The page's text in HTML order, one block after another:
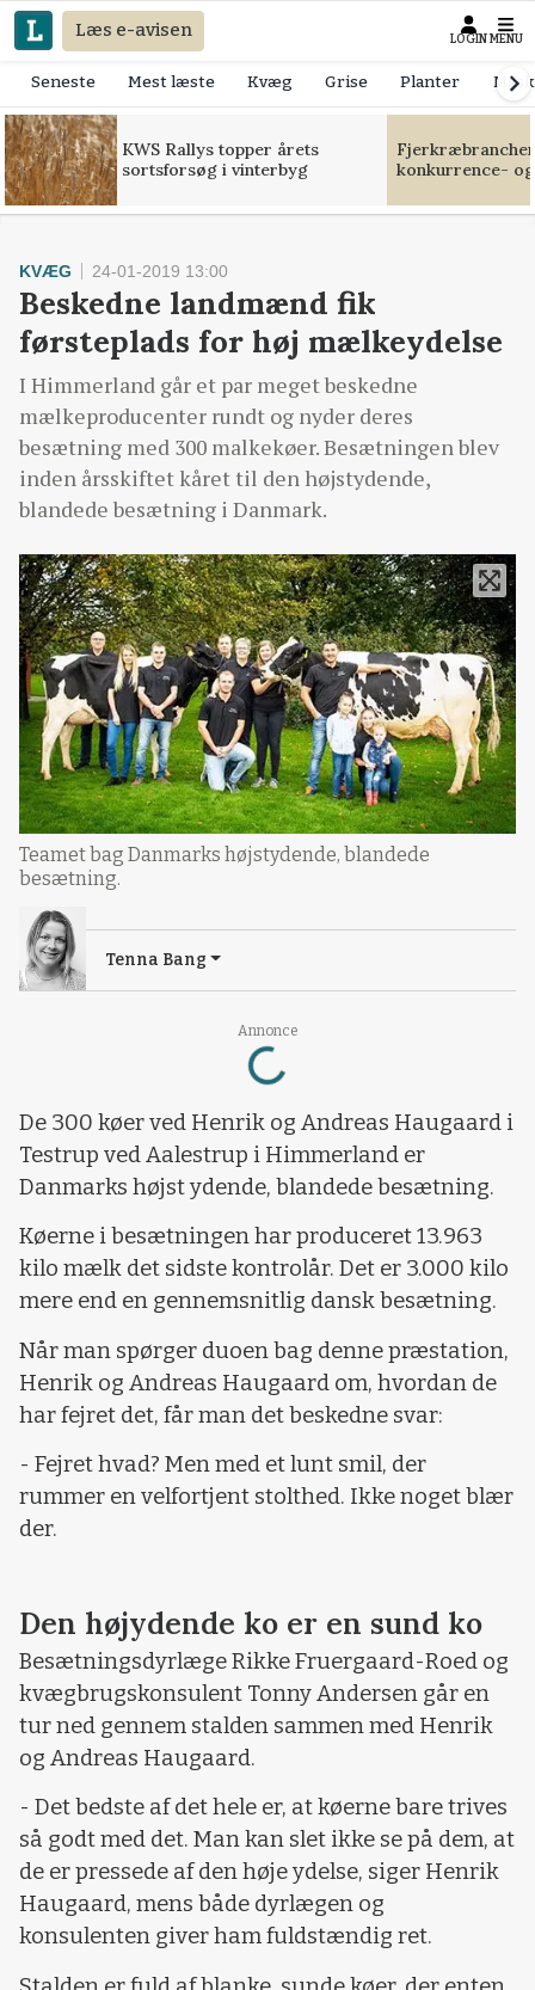
Læs e-avisen LOGIN MENU
Seneste Mest læste Kvæg Grise Planter
KWS Rallys topper årets
sortsforsøg i vinterbyg
konkurrence-
Annonce
Loading...
KVÆG 24-01-2019 13:00
Beskedne landmænd fik
førsteplads for høj mælkeydelse
I Himmerland går et par meget beskedne
mælkeproducenter rundt og nyder deres
besætning med 300 malkekøer. Besætningen blev
inden årsskiftet kåret til den højstydende,
blandede besætning i Danmark.
Teamet bag Danmarks højstydende, blandede
besætning.
Tenna Bang
De 300 køer ved Henrik og Andreas Haugaard i
Testrup ved Aalestrup i Himmerland er
Danmarks højst ydende, blandede besætning.
Køerne i besætningen har produceret 13.963
kilo mælk det sidste kontrolår. Det er 3.000 kilo
mere end en gennemsnitlig dansk besætning.
Når man spørger duoen bag denne præstation,
Henrik og Andreas Haugaard om, hvordan de
har fejret det, får man det beskedne svar:
- Fejret hvad? Men med et lunt smil, der
rummer en velfortjent stolthed. Ikke noget blær
der.
Den højydende ko er en sund ko
Besætningsdyrlæge Rikke Fruergaard-Roed og
kvægbrugskonsulent Tonny Andersen går en
tur ned gennem stalden sammen med Henrik
og Andreas Haugaard.
- Det bedste af det hele er, at køerne bare trives
så godt med det. Man kan slet ikke se på dem, at
de er pressede af den høje ydelse, siger Henrik
Haugaard, mens både dyrlægen og
konsulenten giver ham fuldstændig ret.